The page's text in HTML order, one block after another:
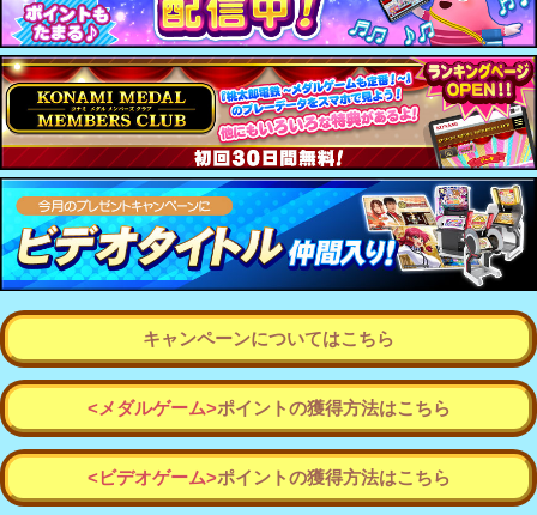
キャンペーンについてはこちら
<メダルゲーム>ポイントの獲得方法はこちら
<ビデオゲーム>ポイントの獲得方法はこちら